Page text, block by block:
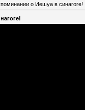
о Иешуа в синагоге!